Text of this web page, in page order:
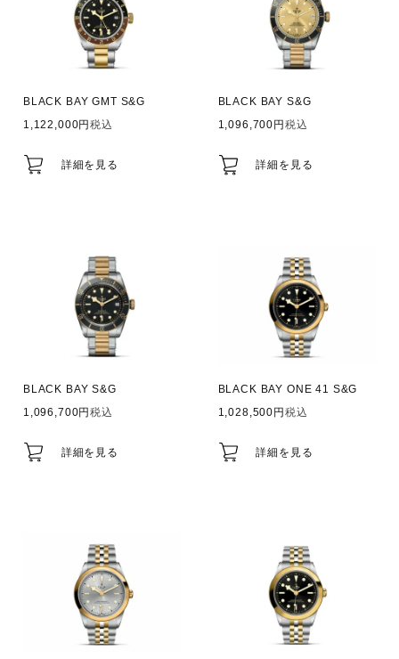
BLACK BAY GMT S&G
1,122,000
税込
詳細を見る
BLACK BAY S&G
1,096,700
税込
詳細を見る
BLACK BAY S&G
1,096,700
税込
詳細を見る
BLACK BAY ONE 41 S&G
1,028,500
税込
詳細を見る